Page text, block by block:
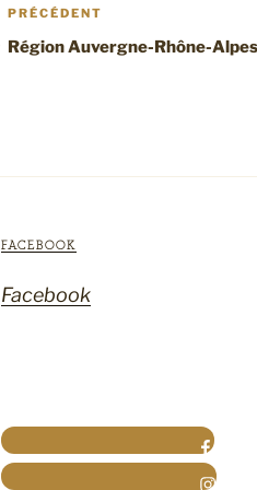
de
Article
précédent
PRÉCÉDENT
Région Auvergne-Rhône-Alpes
FACEBOOK
Facebook
Radicelles sur Facebook
Radicelles sur Instagram